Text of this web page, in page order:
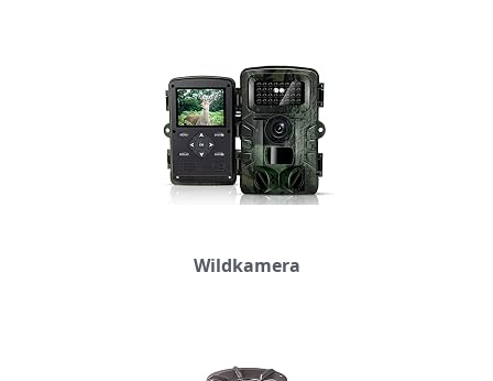
Wildkamera